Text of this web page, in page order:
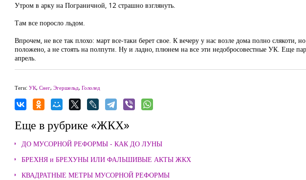
Утром в арку на Пограничной, 12 страшно взглянуть.
Там все поросло льдом.
Впрочем, не все так плохо: март все-таки берет свое. К вечеру у нас возле дома полно слякоти,
положено, а не стоять на полпути. Ну и ладно, плюнем на все эти недобросовестные УК. Еще
апрель.
Теги: УК, Снег, Эгершельд, Гололед
Еще в рубрике «ЖКХ»
ДО МУСОРНОЙ РЕФОРМЫ - КАК ДО ЛУНЫ
БРЕХНЯ и БРЕХУНЫ ИЛИ ФАЛЬШИВЫЕ АКТЫ ЖКХ
КВАДРАТНЫЕ МЕТРЫ МУСОРНОЙ РЕФОРМЫ